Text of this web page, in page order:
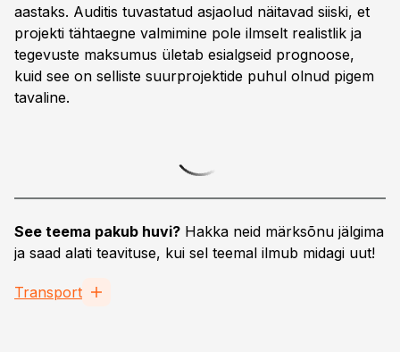
aastaks. Auditis tuvastatud asjaolud näitavad siiski, et
projekti tähtaegne valmimine pole ilmselt realistlik ja
tegevuste maksumus ületab esialgseid prognoose,
kuid see on selliste suurprojektide puhul olnud pigem
tavaline.
See teema pakub huvi? Hakka neid märksõnu jälgima
ja saad alati teavituse, kui sel teemal ilmub midagi uut!
Transport